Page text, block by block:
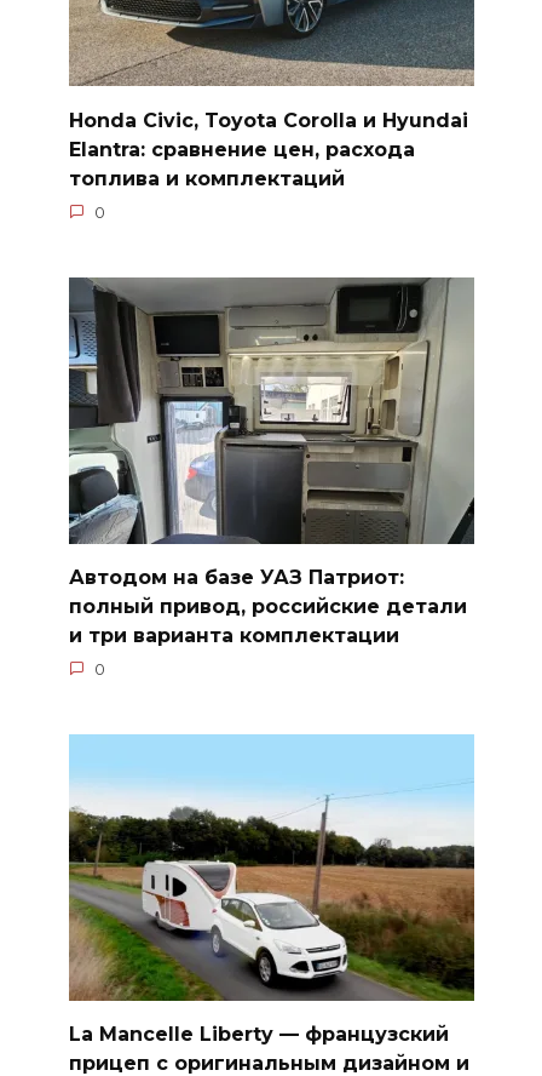
Honda Civic, Toyota Corolla и Hyundai
Elantra: сравнение цен, расхода
топлива и комплектаций
0
Автодом на базе УАЗ Патриот:
полный привод, российские детали
и три варианта комплектации
0
La Mancelle Liberty — французский
прицеп с оригинальным дизайном и